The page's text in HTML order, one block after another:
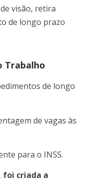
visão, retira
de longo prazo
Trabalho
de longo
de vagas às
para o INSS.
foi criada a